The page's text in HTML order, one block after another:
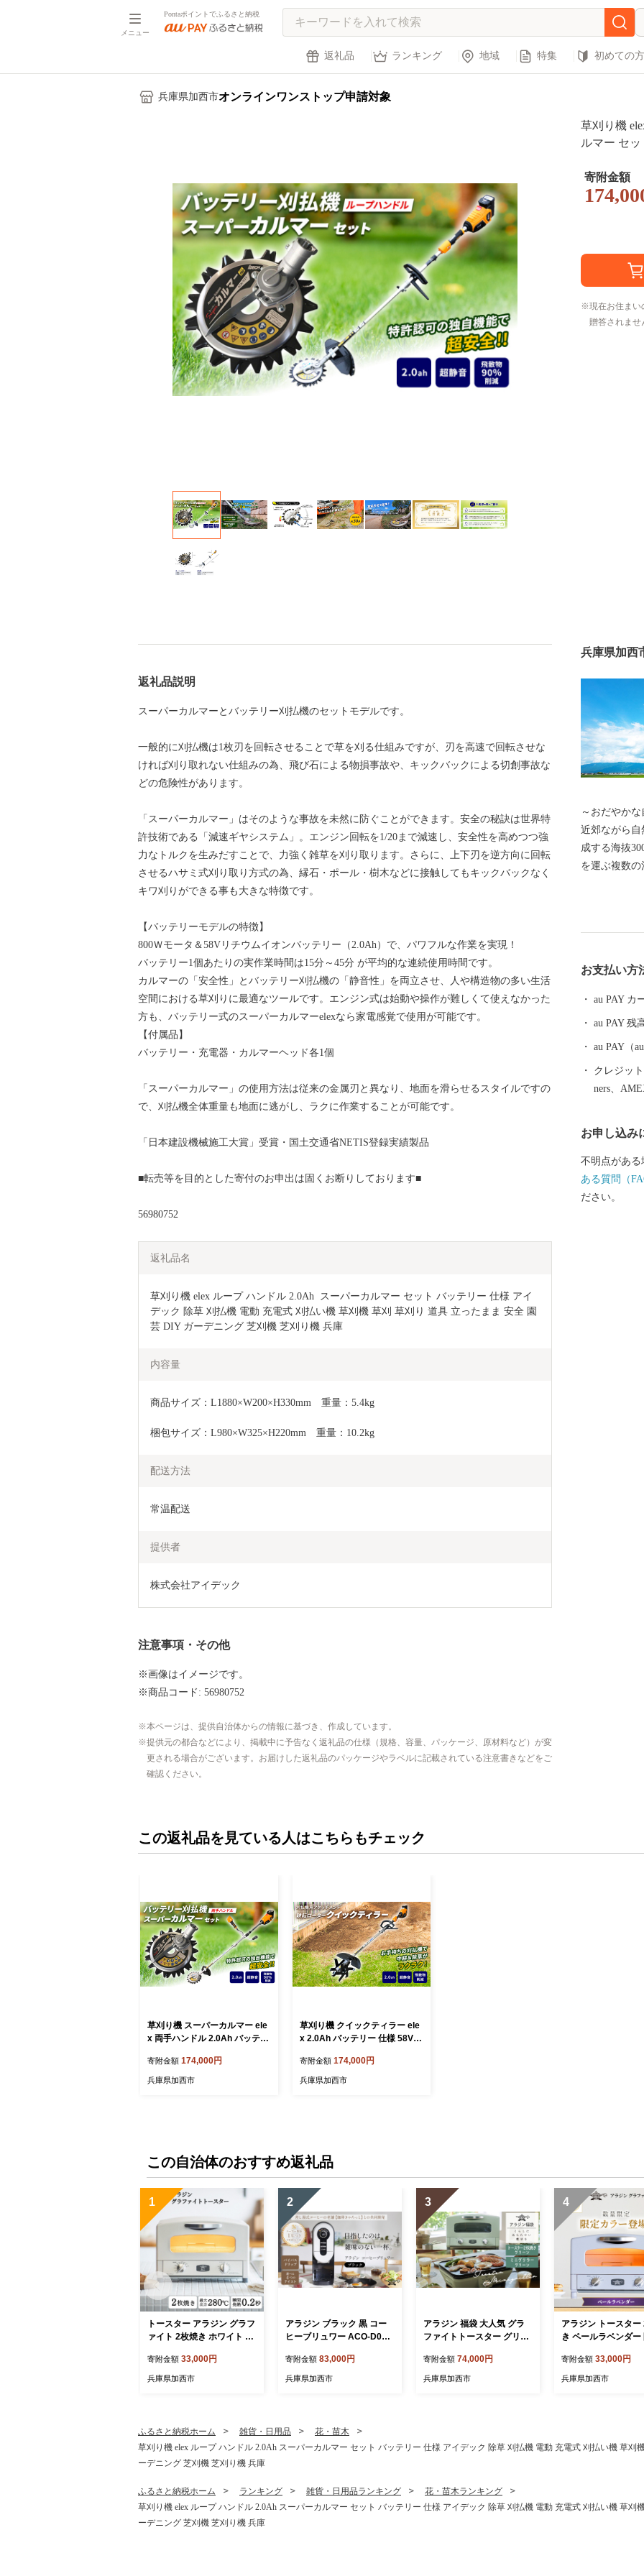
メニュー
Pontaポイントでふるさと納税
返礼品 ランキング 地域 特集 初めての方
兵庫県加西市オンラインワンストップ申請対象
草刈り機 elex
ルマー セ
道具 立っ
刈機 芝刈
寄附金額
現在お住まい
贈答されませ
返礼品説明
スーパーカルマーとバッテリー刈払機のセットモデルです。
一般的に刈払機は1枚刃を回転させることで草を刈る仕組みですが、刃を高速で回転させな
ければ刈り取れない仕組みの為、飛び石による物損事故や、キックバックによる切創事故な
どの危険性があります。
「スーパーカルマー」はそのような事故を未然に防ぐことができます。安全の秘訣は世界特
許技術である「減速ギヤシステム」。エンジン回転を1/20まで減速し、安全性を高めつつ強
力なトルクを生みだすことで、力強く雑草を刈り取ります。さらに、上下刃を逆方向に回転
させるハサミ式刈り取り方式の為、縁石・ポール・樹木などに接触してもキックバックなく
キワ刈りができる事も大きな特徴です。
【バッテリーモデルの特徴】
800Ｗモータ＆58Vリチウムイオンバッテリー（2.0Ah）で、パワフルな作業を実現！
バッテリー1個あたりの実作業時間は15分～45分 が平均的な連続使用時間です。
カルマーの「安全性」とバッテリー刈払機の「静音性」を両立させ、人や構造物の多い生活
空間における草刈りに最適なツールです。エンジン式は始動や操作が難しくて使えなかった
方も、バッテリー式のスーパーカルマーelexなら家電感覚で使用が可能です。
【付属品】
バッテリー・充電器・カルマーヘッド各1個
「スーパーカルマー」の使用方法は従来の金属刃と異なり、地面を滑らせるスタイルですの
で、刈払機全体重量も地面に逃がし、ラクに作業することが可能です。
「日本建設機械施工大賞」受賞・国土交通省NETIS登録実績製品
■転売等を目的とした寄付のお申出は固くお断りしております■
56980752
返礼品名
草刈り機 elex ループ ハンドル 2.0Ah  スーパーカルマー セット バッテリー 仕様 アイ
デック 除草 刈払機 電動 充電式 刈払い機 草刈機 草刈 草刈り 道具 立ったまま 安全 園
芸 DIY ガーデニング 芝刈機 芝刈り機 兵庫
内容量
商品サイズ：L1880×W200×H330mm　重量：5.4kg
梱包サイズ：L980×W325×H220mm　重量：10.2kg
配送方法
常温配送
提供者
株式会社アイデック
注意事項・その他
※画像はイメージです。
※商品コード: 56980752
本ページは、提供自治体からの情報に基づき、作成しています。
提供元の都合などにより、掲載中に予告なく返礼品の仕様（規格、容量、パッケージ、原材料など）が変
更される場合がございます。お届けした返礼品のパッケージやラベルに記載されている注意書きなどをご
確認ください。
兵庫県加西
～おだやかな自然
近郊ながら
成する海抜
を運ぶ複数
きます。
お支払い方
au PAY カ
au PAY 残
au PAY（
クレジッ
ners、
お申し込み
不明点があ
ある質問（
ださい。
この返礼品を見ている人はこちらもチェック
草刈り機 スーパーカルマー ele
x 両手ハンドル 2.0Ah バッテリ
電動 充電式 刈払い機 草刈機 草
刈 草刈り 道具 立ったまま 安全
寄附金額 174,000円
兵庫県加西市
草刈り機 クイックティラー ele
x 2.0Ah バッテリー 仕様 58V
機 畝立て機 電動 充電式 バッテ
リー式 除草 刈払機 刈払い機 草
寄附金額 174,000円
兵庫県加西市
この自治体のおすすめ返礼品
1
トースター アラジン グラフ
ァイト 2枚焼き ホワイト A
れ インテリア キッチン 家
電 兵庫 加西市 お掃除 お手
寄附金額 33,000円
兵庫県加西市
2
アラジン ブラック 黒 コー
ヒーブリュワー ACO-D01A
珈琲 コーヒー ドリップコー
ヒー 調理家電 キッチン家電
寄附金額 83,000円
兵庫県加西市
3
アラジン 福袋 大人気 グラ
ファイトトースター グリー
ラー AET-GS13C CAG-MG
7AG セット グラファイトト
寄附金額 74,000円
兵庫県加西市
4
アラジン トースター
き ペールラベンダー
おしゃれ インテリア
ン 家電 調理 朝食 パ
寄附金額 33,000円
兵庫県加西市
ふるさと納税ホーム 雑貨・日用品
花・苗木
草刈り機 elex ループ ハンドル 2.0Ah スーパーカルマー セット バッテリー 仕様 アイデック 除草 刈払機 電動 充電式 刈払い機 草
ーデニング 芝刈機 芝刈り機 兵庫
ふるさと納税ホーム ランキング 雑貨・日用品ランキング
花・苗木ランキング
草刈り機 elex ループ ハンドル 2.0Ah スーパーカルマー セット バッテリー 仕様 アイデック 除草 刈払機 電動 充電式 刈払い機 草
ーデニング 芝刈機 芝刈り機 兵庫